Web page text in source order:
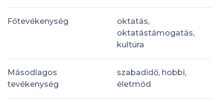
Főtevékenység
oktatás,
oktatástámogatás,
kultúra
Másodlagos
tevékenység
szabadidő, hobbi,
életmód